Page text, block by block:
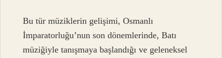
Bu tür müziklerin gelişimi, Osmanlı
İmparatorluğu’nun son dönemlerinde, Batı
müziğiyle tanışmaya başlandığı ve geleneksel